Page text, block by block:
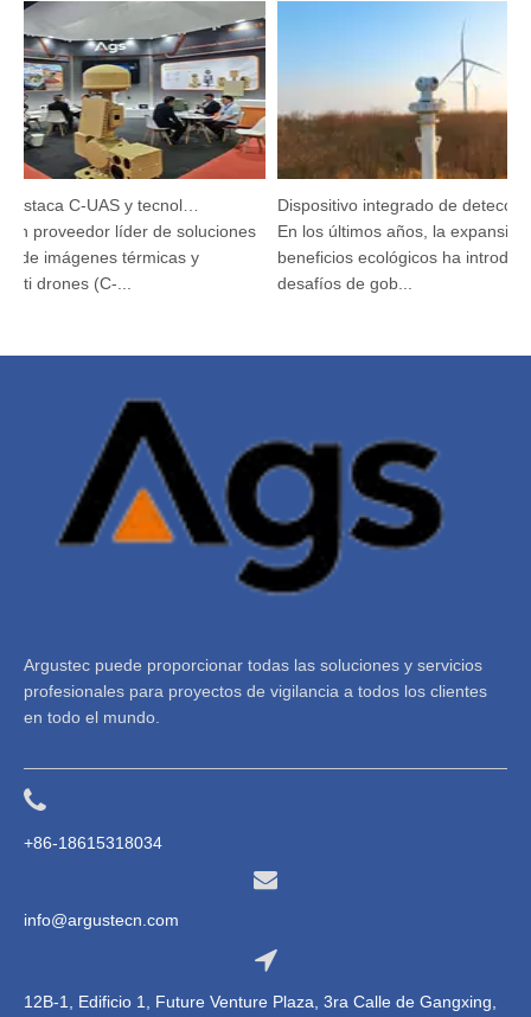
Argustec destaca C-UAS y tecnología térmica de vanguardia en KL
proveedor líder de soluciones
imágenes térmicas y
drones (C-...
En los últimos años, la expansión
beneficios ecológicos ha
desafíos de gob...
Argustec puede proporcionar todas las soluciones y servicios
profesionales para proyectos de vigilancia a todos los clientes
en todo el mundo.
+86-18615318034
info@argustecn.com
12B-1, Edificio 1, Future Venture Plaza, 3ra Calle de Gangxing,